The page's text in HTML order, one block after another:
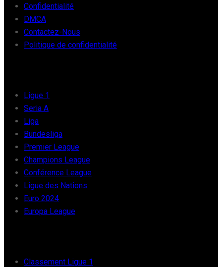
Confidentialité
DMCA
Contactez-Nous
Politique de confidentialité
Ligue 1
Seria A
Liga
Bundesliga
Premier League
Champions League
Conférence League
Ligue des Nations
Euro 2024
Europa League
Classement Ligue 1